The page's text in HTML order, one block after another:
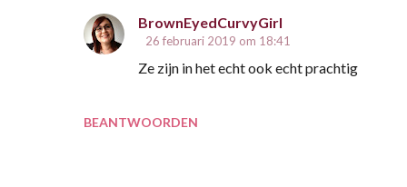
BEANTWOORDEN
BrownEyedCurvyGirl
26 februari 2019 om 18:41
Ze zijn in het echt ook echt prachtig